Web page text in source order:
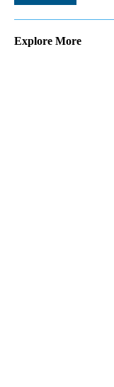
Explore More